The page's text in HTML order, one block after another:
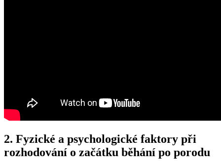
2. Fyzické a psychologické faktory při
rozhodování o začátku běhání po porodu